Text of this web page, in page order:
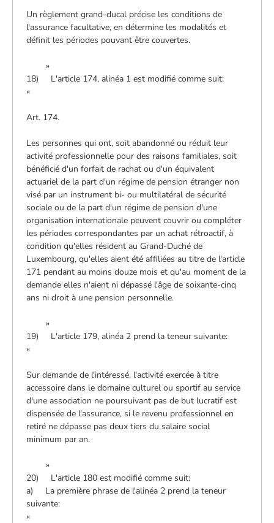
Un règlement grand-ducal précise les conditions de
l'assurance facultative, en détermine les modalités et
définit les périodes pouvant être couvertes.
»
18) L'article 174, alinéa 1 est modifié comme suit:
«
Art. 174.
Les personnes qui ont, soit abandonné ou réduit leur
activité professionnelle pour des raisons familiales, soit
bénéficié d'un forfait de rachat ou d'un équivalent
actuariel de la part d'un régime de pension étranger non
visé par un instrument bi- ou multilatéral de sécurité
sociale ou de la part d'un régime de pension d'une
organisation internationale peuvent couvrir ou compléter
les périodes correspondantes par un achat rétroactif, à
condition qu'elles résident au Grand-Duché de
Luxembourg, qu'elles aient été affiliées au titre de l'article
171 pendant au moins douze mois et qu'au moment de la
demande elles n'aient ni dépassé l'âge de soixante-cinq
ans ni droit à une pension personnelle.
»
19) L'article 179, alinéa 2 prend la teneur suivante:
«
Sur demande de l'intéressé, l'activité exercée à titre
accessoire dans le domaine culturel ou sportif au service
d'une association ne poursuivant pas de but lucratif est
dispensée de l'assurance, si le revenu professionnel en
retiré ne dépasse pas deux tiers du salaire social
minimum par an.
»
20) L'article 180 est modifié comme suit:
a) La première phrase de l'alinéa 2 prend la teneur
suivante:
«